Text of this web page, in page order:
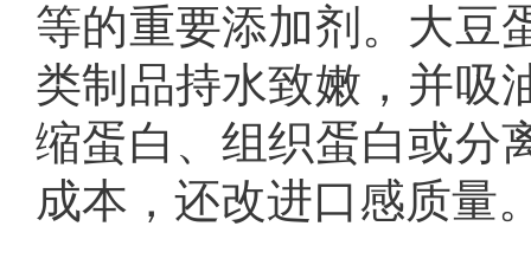
等的重要添加剂。大豆
类制品持水致嫩，并吸
缩蛋白、组织蛋白或分
成本，还改进口感质量